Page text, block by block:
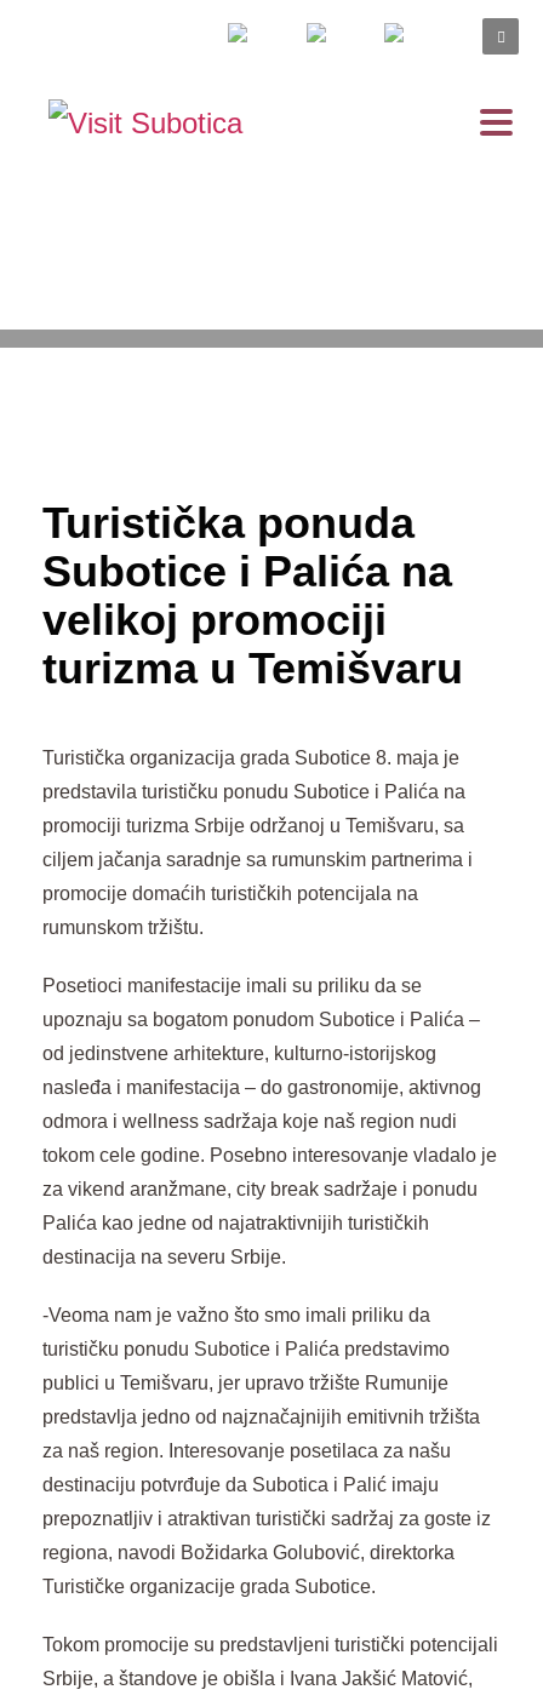
Turistička ponuda
Subotice i Palića na
velikoj promociji
turizma u Temišvaru
Turistička organizacija grada Subotice 8. maja je
predstavila turističku ponudu Subotice i Palića na
promociji turizma Srbije održanoj u Temišvaru, sa
ciljem jačanja saradnje sa rumunskim partnerima i
promocije domaćih turističkih potencijala na
rumunskom tržištu.
Posetioci manifestacije imali su priliku da se
upoznaju sa bogatom ponudom Subotice i Palića –
od jedinstvene arhitekture, kulturno-istorijskog
nasleđa i manifestacija – do gastronomije, aktivnog
odmora i wellness sadržaja koje naš region nudi
tokom cele godine. Posebno interesovanje vladalo je
za vikend aranžmane, city break sadržaje i ponudu
Palića kao jedne od najatraktivnijih turističkih
destinacija na severu Srbije.
-Veoma nam je važno što smo imali priliku da
turističku ponudu Subotice i Palića predstavimo
publici u Temišvaru, jer upravo tržište Rumunije
predstavlja jedno od najznačajnijih emitivnih tržišta
za naš region. Interesovanje posetilaca za našu
destinaciju potvrđuje da Subotica i Palić imaju
prepoznatljiv i atraktivan turistički sadržaj za goste iz
regiona, navodi Božidarka Golubović, direktorka
Turističke organizacije grada Subotice.
Tokom promocije su predstavljeni turistički potencijali
Srbije, a štandove je obišla i Ivana Jakšić Matović,